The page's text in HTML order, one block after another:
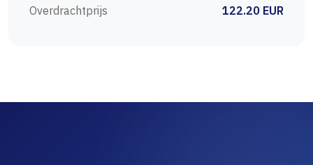
Overdrachtprijs
122.20 EUR